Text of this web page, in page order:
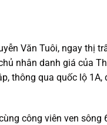
Văn Tuôi, ngay thị
nhân danh giá của
thông qua quốc lộ 1A,
công viên ven sông